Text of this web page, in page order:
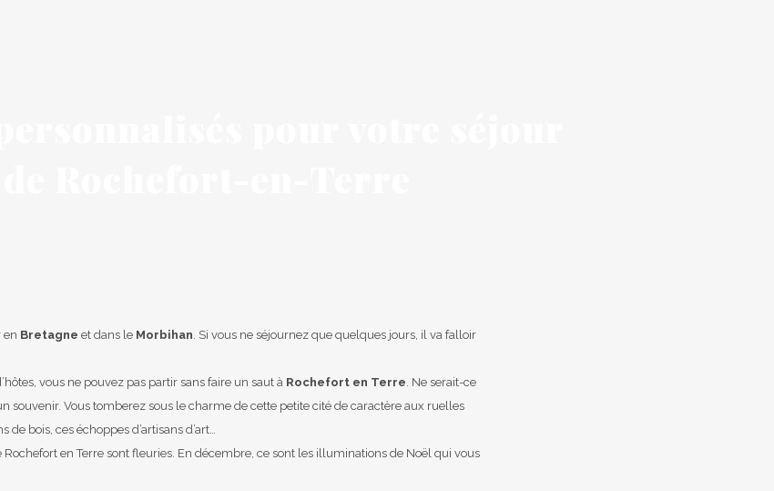
en Bretagne et dans le Morbihan . Si vous ne séjournez que quelques jours, il va falloir
vous ne pouvez pas partir sans faire un saut à Rochefort en Terre . Ne serait-ce
souvenir. Vous tomberez sous le charme de cette petite cité de caractère aux ruelles
bois, ces échoppes d’artisans d’art…
Rochefort en Terre sont fleuries. En décembre, ce sont les illuminations de Noël qui vous